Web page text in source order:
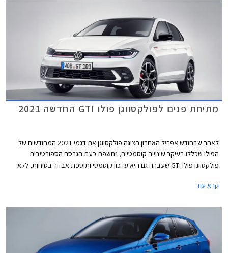
מתיחת פנים לפולקסווגן פולו GTI החדשה 2021
לאחר שבחודש אפריל האחרון הציגה פולקסווגן את דגמי 2021 המחודשים של
הפולו שכללו בעיקר שינויים קוסמטיים, נחשפת כעת הגרסה הספורטיבית
פולקסווגן פולו GTI שעברה גם היא עדכון קוסמטי ותוספת אבזור בטיחות, ללא
קרא עוד